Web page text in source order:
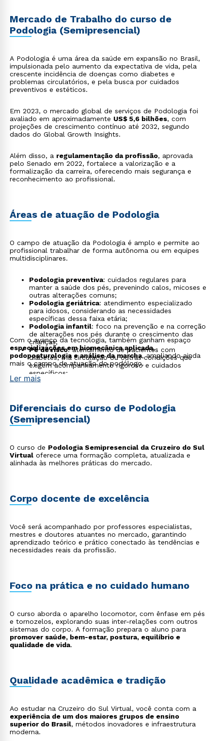
Mercado de Trabalho do curso de
Podologia (Semipresencial)
A Podologia é uma área da saúde em expansão no Brasil,
impulsionada pelo aumento da expectativa de vida, pela
crescente incidência de doenças como diabetes e
problemas circulatórios, e pela busca por cuidados
preventivos e estéticos.
Em 2023, o mercado global de serviços de Podologia foi
avaliado em aproximadamente US$ 5,6 bilhões, com
projeções de crescimento contínuo até 2032, segundo
dados do Global Growth Insights.
Além disso, a regulamentação da profissão, aprovada
pelo Senado em 2022, fortalece a valorização e a
formalização da carreira, oferecendo mais segurança e
reconhecimento ao profissional.
Áreas de atuação de Podologia
O campo de atuação da Podologia é amplo e permite ao
profissional trabalhar de forma autônoma ou em equipes
multidisciplinares.
Podologia preventiva: cuidados regulares para
manter a saúde dos pés, prevenindo calos, micoses e
outras alterações comuns;
Podologia geriátrica: atendimento especializado
para idosos, considerando as necessidades
específicas dessa faixa etária;
Podologia infantil: foco na prevenção e na correção
de alterações nos pés durante o crescimento das
crianças;
Pé de risco: atendimento de pacientes com
diabetes, má circulação ou outras condições que
exigem acompanhamento rigoroso e cuidados
específicos;
Podologia desportiva
Estética podológica
: atuação em clínicas e spas
com foco no bem-estar, na aparência e na saúde dos
pés;
Consultoria em calçados
calçados;
Educação e capacitação : atuação como docente ou
instrutor em cursos técnicos e profissionalizantes na
Com o avanço da tecnologia, também ganham espaço
especializações em biomecânica aplicada,
podoposturologia e análise da marcha, ampliando ainda
mais o campo de atuação do podólogo.
Ler mais
Diferenciais do curso de Podologia
(Semipresencial)
O curso de Podologia Semipresencial da Cruzeiro do Sul
Virtual oferece uma formação completa, atualizada e
alinhada às melhores práticas do mercado.
Corpo docente de excelência
Você será acompanhado por professores especialistas,
mestres e doutores atuantes no mercado, garantindo
aprendizado teórico e prático conectado às tendências e
necessidades reais da profissão.
Foco na prática e no cuidado humano
O curso aborda o aparelho locomotor, com ênfase em pés
e tornozelos, explorando suas inter-relações com outros
sistemas do corpo. A formação prepara o aluno para
promover saúde, bem-estar, postura, equilíbrio e
qualidade de vida.
Qualidade acadêmica e tradição
Ao estudar na Cruzeiro do Sul Virtual, você conta com a
experiência de um dos maiores grupos de ensino
superior do Brasil, métodos inovadores e infraestrutura
moderna.